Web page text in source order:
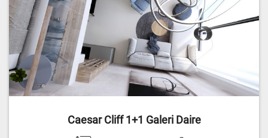
Caesar Cliff 1+1 Galeri Daire